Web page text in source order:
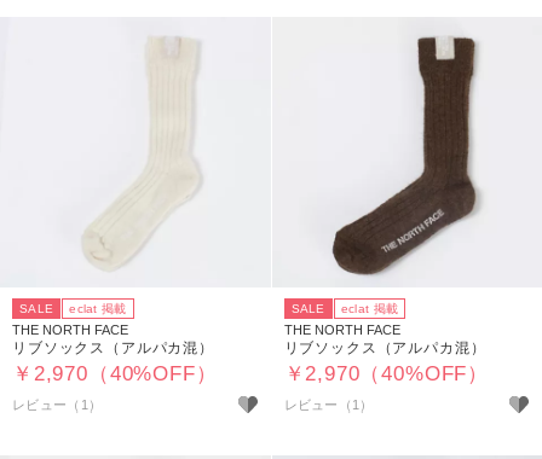
SALE eclat 掲載
THE NORTH FACE
リブソックス（アルパカ混）
￥2,970（40%OFF）
レビュー（1）
SALE eclat 掲載
THE NORTH FACE
リブソックス（アルパカ混）
￥2,970（40%OFF）
レビュー（1）